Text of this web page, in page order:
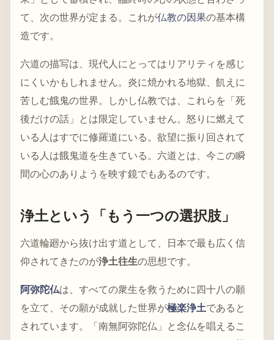
て、次の世界が定まる。これが仏教の因果の基本構
造です。
六道の描写は、現代人にとってはリアリティを感じ
にくいかもしれません。炎に焼かれる地獄、飢えに
苦しむ餓鬼の世界。しかし仏教では、これらを「死
後だけの話」とは限定していません。怒りに燃えて
いる人はすでに修羅道にいる。欲望に振り回されて
いる人は餓鬼道を生きている。六道とは、今この瞬
間の心のありようを映す鏡でもあるのです。
浄土という「もう一つの選択肢」
六道輪廻から抜け出す道として、日本で最も広く信
仰されてきたのが浄土往生の思想です。
阿弥陀仏は、すべての衆生を救うために四十八の願
を立て、その願が成就した世界が極楽浄土であると
されています。「南無阿弥陀仏」と念仏を唱えるこ